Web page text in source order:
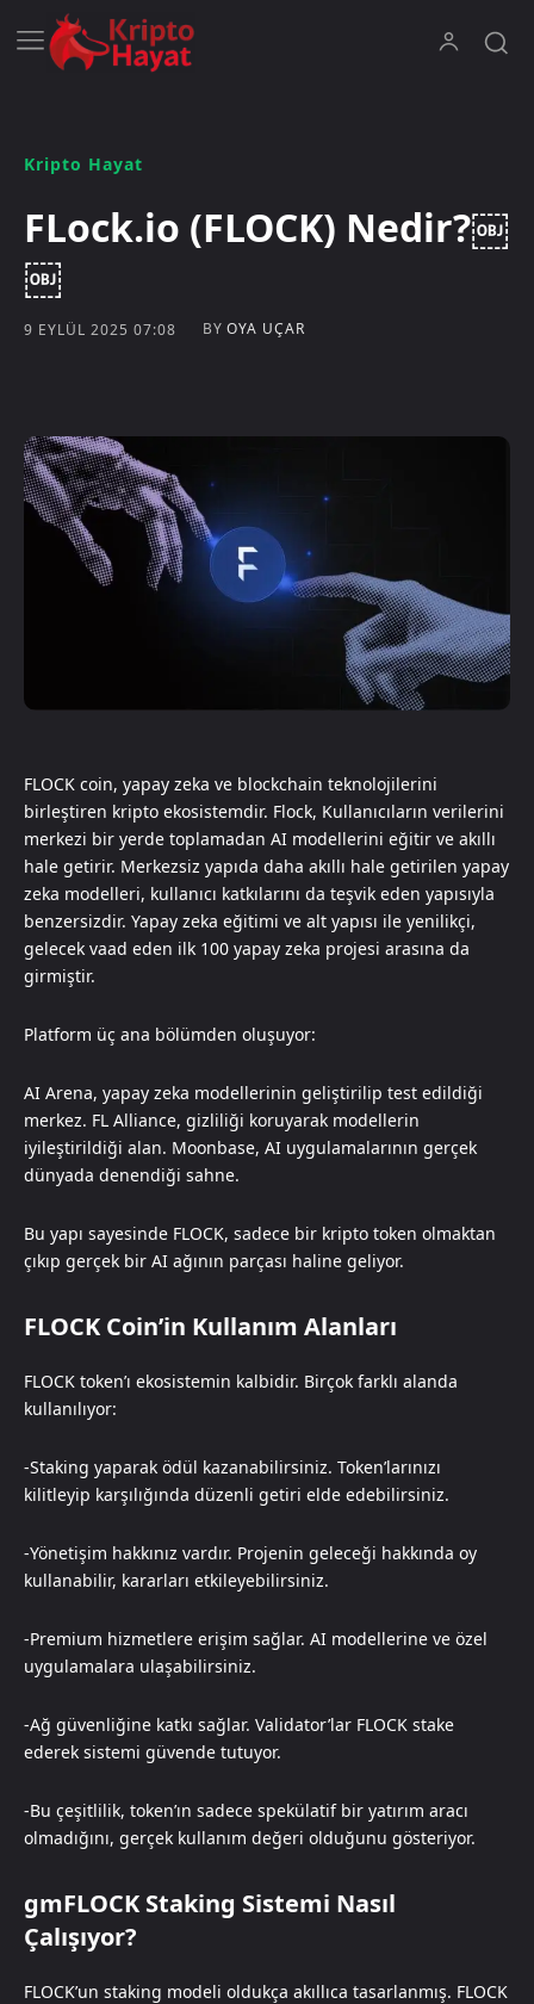
Kripto Hayat
FLock.io (FLOCK) Nedir?￼
￼
9 EYLÜL 2025 07:08 BY OYA UÇAR
FLOCK coin, yapay zeka ve blockchain teknolojilerini
birleştiren kripto ekosistemdir. Flock, Kullanıcıların verilerini
merkezi bir yerde toplamadan AI modellerini eğitir ve akıllı
hale getirir. Merkezsiz yapıda daha akıllı hale getirilen yapay
zeka modelleri, kullanıcı katkılarını da teşvik eden yapısıyla
benzersizdir. Yapay zeka eğitimi ve alt yapısı ile yenilikçi,
gelecek vaad eden ilk 100 yapay zeka projesi arasına da
girmiştir.
Platform üç ana bölümden oluşuyor:
AI Arena, yapay zeka modellerinin geliştirilip test edildiği
merkez. FL Alliance, gizliliği koruyarak modellerin
iyileştirildiği alan. Moonbase, AI uygulamalarının gerçek
dünyada denendiği sahne.
Bu yapı sayesinde FLOCK, sadece bir kripto token olmaktan
çıkıp gerçek bir AI ağının parçası haline geliyor.
FLOCK Coin’in Kullanım Alanları
FLOCK token’ı ekosistemin kalbidir. Birçok farklı alanda
kullanılıyor:
-Staking yaparak ödül kazanabilirsiniz. Token’larınızı
kilitleyip karşılığında düzenli getiri elde edebilirsiniz.
-Yönetişim hakkınız vardır. Projenin geleceği hakkında oy
kullanabilir, kararları etkileyebilirsiniz.
-Premium hizmetlere erişim sağlar. AI modellerine ve özel
uygulamalara ulaşabilirsiniz.
-Ağ güvenliğine katkı sağlar. Validator’lar FLOCK stake
ederek sistemi güvende tutuyor.
-Bu çeşitlilik, token’ın sadece spekülatif bir yatırım aracı
olmadığını, gerçek kullanım değeri olduğunu gösteriyor.
gmFLOCK Staking Sistemi Nasıl
Çalışıyor?
FLOCK’un staking modeli oldukça akıllıca tasarlanmış. FLOCK